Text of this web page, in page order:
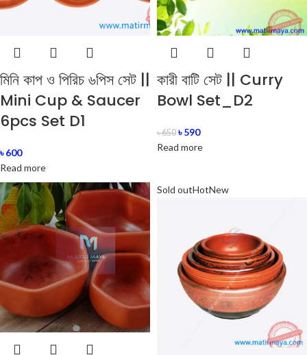
মিনি কাপ ও পিরিচ ৬পিস সেট ||
Mini Cup & Saucer
6pcs Set D1
৳600
Read more
কারী বাটি সেট || Curry
Bowl Set_D2
৳650 ৳590
Read more
Sold outHotNew